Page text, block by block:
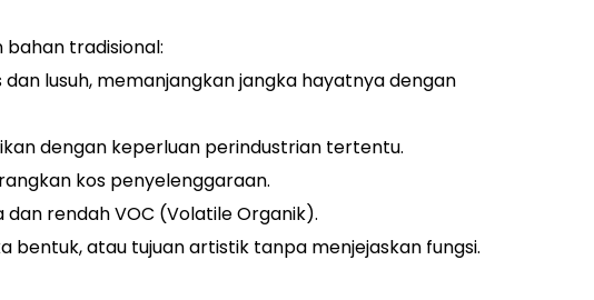
tradisional:
lusuh, memanjangkan jangka hayatnya dengan
dengan keperluan perindustrian tertentu.
kos penyelenggaraan.
rendah VOC (Volatile Organik).
atau tujuan artistik tanpa menjejaskan fungsi.